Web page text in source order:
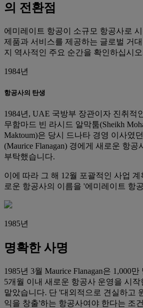
의 전환점
에미레이트 항공이 소규모 항공사로
제품과 서비스를 제공하는 글로벌 거
지 역사적인 주요 순간을 확인하십시
1984년
항공사의 탄생
1984년, UAE 국방부 장관이자 진취적
무함마드 빈 라시드 알막툼(Sheikh
Maktoum)은 당시 드나타 경영 이사였
(Maurice Flanagan) 경에게 새로운 항
부탁했습니다.
이에 따라 그 해 12월 포괄적인 사업
로운 항공사의 이름을 '에미레이트 항
1985년
명확한 사명
1985년 3월 Maurice Flanagan은 1,000
5개월 이내 새로운 항공사 운영을 시
맡았습니다. 단 '대외적으로 견실하고
익을 창출'하는 항공사여야 한다는 조